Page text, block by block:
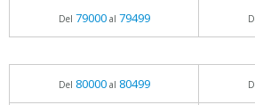
Del 79000al 79499
Del 80000al 80499